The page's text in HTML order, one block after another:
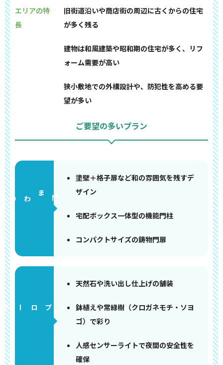
エリアの特
長
旧街道沿いや商店街の周辺に古くからの住宅
が多く残る
建物は和風建築や昭和期の住宅が多く、リフ
ォーム需要が高い
狭小敷地での外構設計や、防犯性を高める要
望が多い
ご要望の多いプラン
門まわり
塗壁＋格子扉など和の雰囲気を残すデ
ザイン
宅配ボックス一体型の機能門柱
コンパクトサイズの鋳物門扉
アプローチ
天然石や洗い出し仕上げの舗装
鉢植えや常緑樹（クロガネモチ・ソヨ
ゴ）で彩り
人感センサーライトで夜間の安全性を
確保